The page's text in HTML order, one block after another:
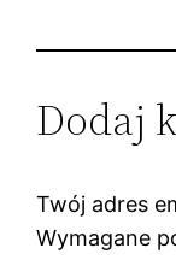
Dodaj
Twój adres
Wymagane